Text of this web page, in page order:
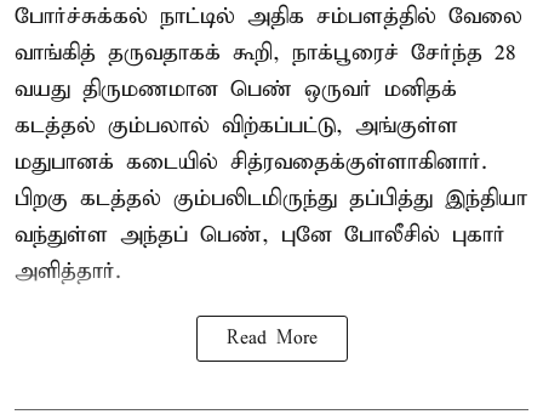
போர்ச்சுக்கல் நாட்டில் அதிக சம்பளத்தில் வேலை
வாங்கித் தருவதாகக் கூறி, நாக்பூரைச் சேர்ந்த 28
வயது திருமணமான பெண் ஒருவர் மனிதக்
கடத்தல் கும்பலால் விற்கப்பட்டு, அங்குள்ள
மதுபானக் கடையில் சித்ரவதைக்குள்ளாகினார்.
பிறகு கடத்தல் கும்பலிடமிருந்து தப்பித்து இந்தியா
வந்துள்ள அந்தப் பெண், புனே போலீசில் புகார்
அளித்தார்.
Read More